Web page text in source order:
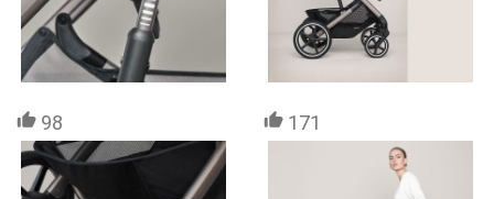
98 171